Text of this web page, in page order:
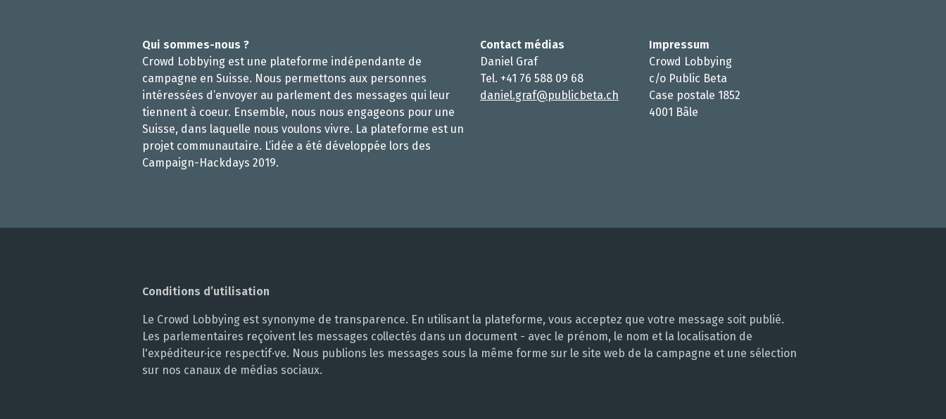
Qui sommes-nous ?
Crowd Lobbying est une plateforme indépendante de
campagne en Suisse. Nous permettons aux personnes
intéressées d’envoyer au parlement des messages qui leur
tiennent à coeur. Ensemble, nous nous engageons pour une
Suisse, dans laquelle nous voulons vivre. La plateforme est un
projet communautaire. L’idée a été développée lors des
Campaign-Hackdays 2019.
Contact médias
Daniel Graf
Tel. +41 76 588 09 68
daniel.graf@publicbeta.ch
Impressum
Crowd Lobbying
c/o Public Beta
Case postale 1852
4001 Bâle
Conditions d’utilisation
Le Crowd Lobbying est synonyme de transparence. En utilisant la plateforme, vous acceptez que votre message soit publié.
Les parlementaires reçoivent les messages collectés dans un document - avec le prénom, le nom et la localisation de
l'expéditeur·ice respectif·ve. Nous publions les messages sous la même forme sur le site web de la campagne et une sélection
sur nos canaux de médias sociaux.